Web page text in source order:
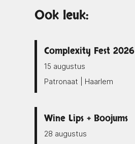
Ook leuk:
Complexity Fest 2026
15 augustus
Patronaat | Haarlem
Wine Lips + Boojums
28 augustus